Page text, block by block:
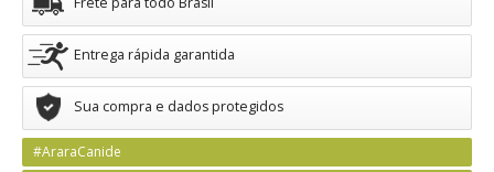
Entrega rápida garantida
Sua compra e dados protegidos
#AraraCanide